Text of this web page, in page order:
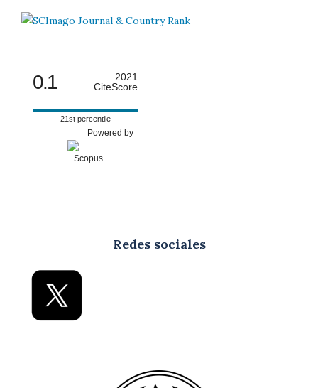
0.1
2021
CiteScore
21st percentile
Powered by
Redes sociales